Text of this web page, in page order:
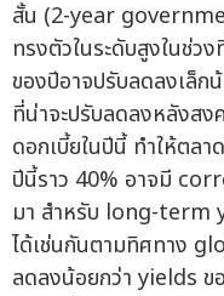
สั้น (2-year
ทรงตัวในระดับสูงในช่ว
ของปีอาจปรับลดลงเ
ที่น่าจะปรับลดลงหลังส
ดอกเบี้ยในปีนี้ ทำให้ตล
ปีนี้ราว 40% อาจมี
มา สำหรับ long-term
ได้เช่นกันตามทิศทาง
ลดลงน้อยกว่า yields ข